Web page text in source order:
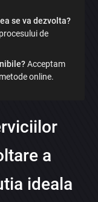
se va dezvolta?
de
Acceptam
online.
a
ideala